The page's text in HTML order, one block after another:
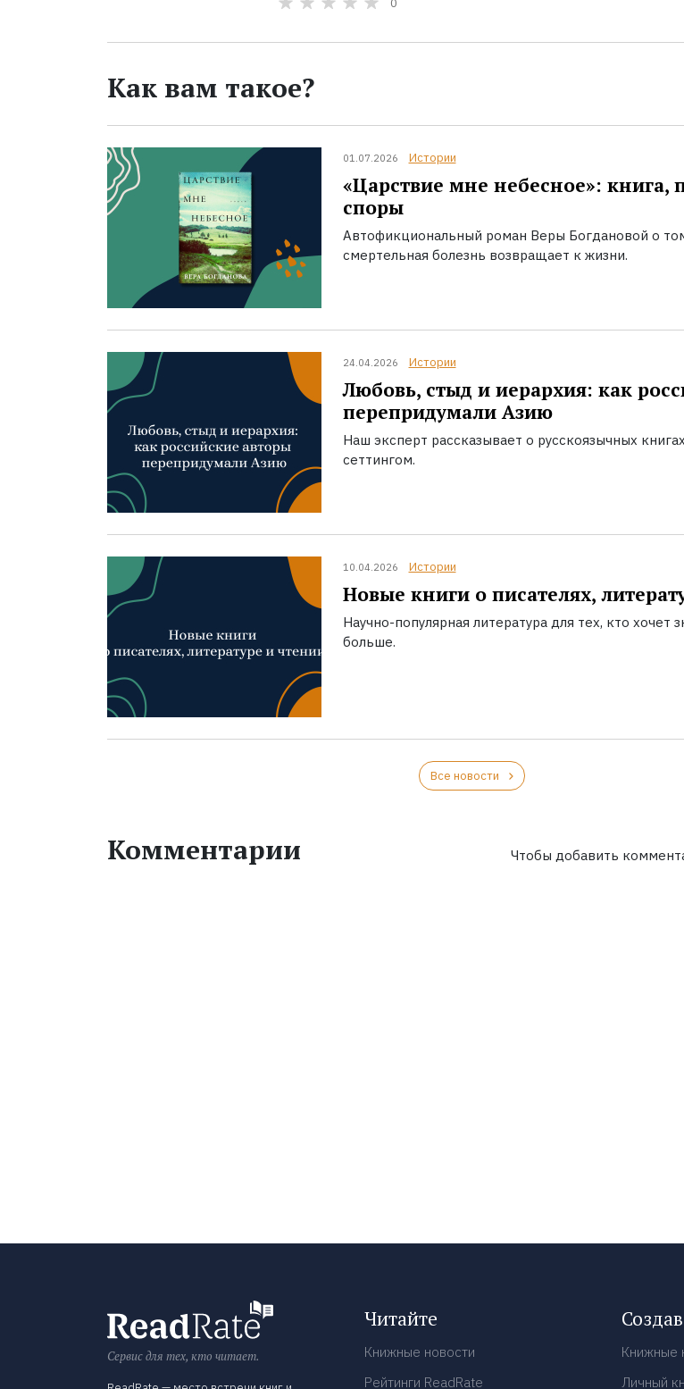
Как вам такое?
01.07.2026 Истории
«Царствие мне небесное»:
споры
Автофикциональный роман Веры Богдановой о
смертельная болезнь возвращает к жизни.
24.04.2026 Истории
Любовь, стыд и иерархия: как
перепридумали Азию
Наш эксперт рассказывает о русскоязычных
сеттингом.
10.04.2026 Истории
Новые книги о писателях,
Научно-популярная литература для тех, кто хочет
больше.
Все новости
Комментарии Чтобы добавить
Сервис для тех, кто читает.
Читайте
Книжные новости
Рейтинги ReadRate
Книжные
Личный